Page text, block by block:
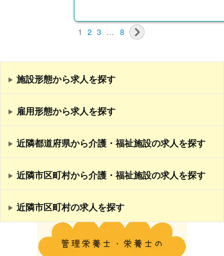
1 2 3 … 8
施設形態から求人を探す
雇用形態から求人を探す
近隣都道府県から介護・福祉施設の求人を探す
近隣市区町村から介護・福祉施設の求人を探す
近隣市区町村の求人を探す